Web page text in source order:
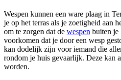
Wespen kunnen een ware plaag in
je op het terras als je zoetigheid aan
om te zorgen dat de wespen buiten
voorkomen dat je door een wesp
kan dodelijk zijn voor iemand die
rondom je huis gevaarlijk. Deze kan
worden.